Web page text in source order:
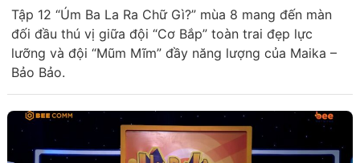
Tập 12 “Úm Ba La Ra Chữ Gì?” mùa 8 mang đến màn
đối đầu thú vị giữa đội “Cơ Bắp” toàn trai đẹp lực
lưỡng và đội “Mũm Mĩm” đầy năng lượng của Maika –
Bảo Bảo.